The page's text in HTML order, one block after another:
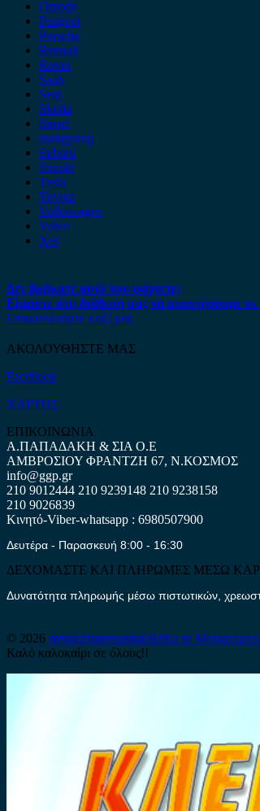
Omoda
Peugeot
Porsche
Renault
Rover
Saab
Seat
Skoda
Smart
ssangyong
Subaru
Suzuki
Tesla
Toyota
Volkswagen
Volvo
Xev
Δεν βρήκατε αυτό που ψάχνετε;
Είμαστε στη διάθεση σας να απαντήσουμε
Επικοινωνήστε μαζί μας
ΑΚΟΛΟΥΘΗΣΤΕ ΜΑΣ
Facebook
ΧΑΡΤΗΣ
ΕΠΙΚΟΙΝΩΝΙΑ
Α.ΠΑΠΑΔΑΚΗ & ΣΙΑ Ο.Ε
ΑΜΒΡΟΣΙΟΥ ΦΡΑΝΤΖΗ 67, Ν.ΚΟΣΜΟΣ
info@ggp.gr
210 9012444 210 9239148 210 9238158
210 9026839
Κινητό-Viber-whatsapp : 6980507900
Δευτέρα - Παρασκευή 8:00 - 16:30
ΔΕΧΟΜΑΣΤΕ ΚΑΙ ΠΛΗΡΩΜΕΣ ΜΕΣΩ
Δυνατότητα πληρωμής μέσω πιστωτικών,
© 2026 metaxirismenaantalaktika.gr
Καλό καλοκαίρι σε όλους!!